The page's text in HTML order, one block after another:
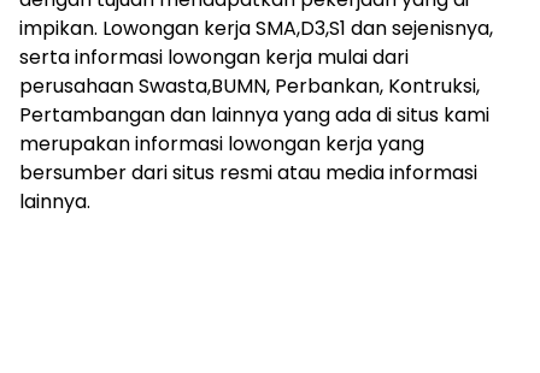
impikan. Lowongan kerja SMA,D3,S1 dan sejenisnya,
serta informasi lowongan kerja mulai dari
perusahaan Swasta,BUMN, Perbankan, Kontruksi,
Pertambangan dan lainnya yang ada di situs kami
merupakan informasi lowongan kerja yang
bersumber dari situs resmi atau media informasi
lainnya.